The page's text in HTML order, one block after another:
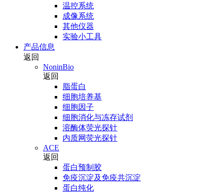
温控系统
成像系统
其他仪器
实验小工具
产品信息
返回
NoninBio
返回
脂蛋白
细胞培养基
细胞因子
细胞消化与冻存试剂
溶酶体荧光探针
内质网荧光探针
ACE
返回
蛋白预制胶
免疫沉淀及免疫共沉淀
蛋白纯化